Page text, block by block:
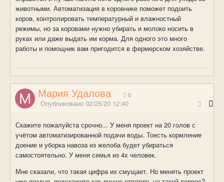
животными. Автоматизация в коровнике поможет подоить
коров, контролировать температурный и влажностный
режимы, но за коровами нужно убирать и молоко носить в
руках или даже выдать им корма. Для одного это много
работы и помощник вам пригодится в фермерском хозяйстве.
Мария Удалова 0
Опубликовано 02/25/20 12:40
Скажите пожалуйста срочно... У меня проект на 20 голов с
учётом автоматизированной подачи воды. Тоесть кормление
доение и уборка навоза из желоба будет убираться
самостоятельно. У меня семья из 4х человек.
Мне сказали, что такая цифра их смущает. Но менять проект